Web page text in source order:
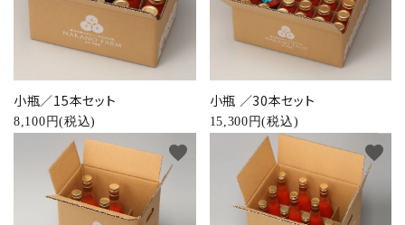
中野ファームに関して（歩み・採用）
インフォメーション
小瓶／15本セット
8,100円(税込)
小瓶 ／30本セット
15,300円(税込)
favorite favorite